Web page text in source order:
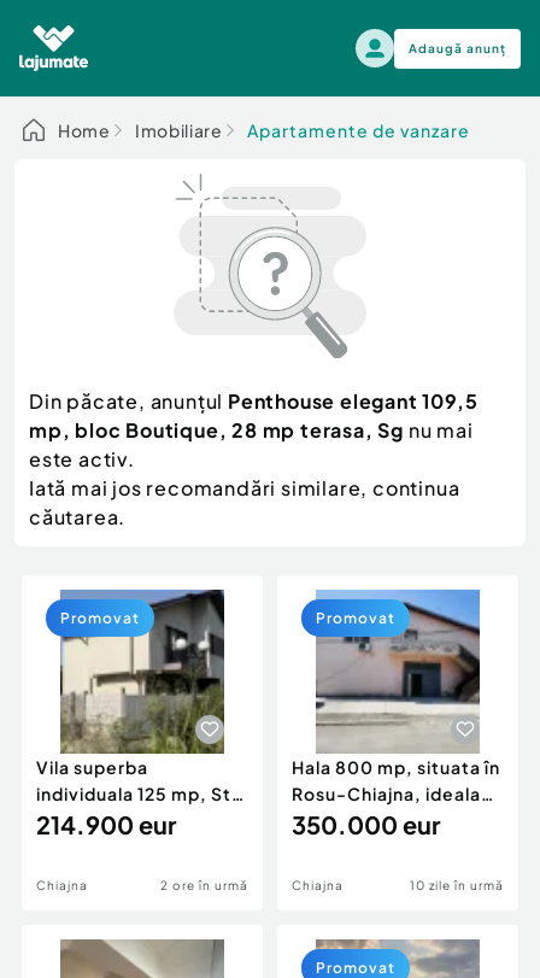
Adaugă anunț
Alege categoria
Auto, moto si ambarcatiuni
Electronice si electrocasnice
Mama si copilul
Moda si frumusete
Sport, timp liber, arta
Agro si Industrie
Animale de companie
Afaceri și echipamente profesionale
Inchiriere Bunuri si Vehicule
Auto, moto si ambarcatiuni
Scutere - ATV - UTV
Autoutilitare
Ambarcatiuni
Camioane - Rulote - Remorci
Motociclete
Piese auto si accesorii
Dacia Duster
Home Imobiliare Apartamente de vanzare
Din păcate, anunțul Penthouse elegant 109,5
mp, bloc Boutique, 28 mp terasa, Sg nu mai
este activ.
Iată mai jos recomandări similare, continua
căutarea.
Vila superba
individuala 125 mp, Str
Sperantei, Chiajna, De
214.900 eur
Chiajna 2 ore în urmă
Promovat
Hala 800 mp, situata în
Rosu-Chiajna, ideala
productie, dep
350.000 eur
Chiajna 10 zile în urmă
Promovat
Promovat